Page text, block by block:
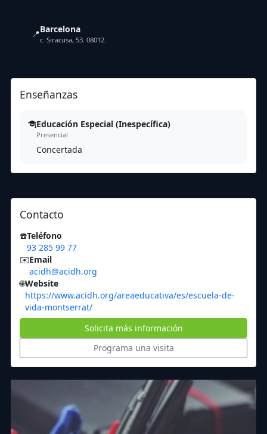
📍Barcelona
c. Siracusa, 53. 08012.
Enseñanzas
Educación Especial (Inespecífica)
Presencial
Concertada
Contacto
☎️Teléfono
93 285 99 77
✉️Email
acidh@acidh.org
🌐Website
https://www.acidh.org/areaeducativa/es/escuela-de-
vida-montserrat/
Solicita más información
Programa una visita